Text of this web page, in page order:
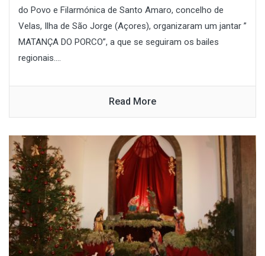
do Povo e Filarmónica de Santo Amaro, concelho de
Velas, Ilha de São Jorge (Açores), organizaram um jantar ”
MATANÇA DO PORCO”, a que se seguiram os bailes
regionais....
Read More